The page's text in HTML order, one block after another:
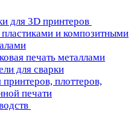
для 3D принтеров
и композитными
печать металлами
для сварки
плоттеров,
печати